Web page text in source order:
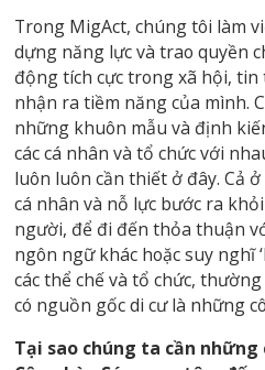
Trong MigAct, chúng tôi làm
dựng năng lực và trao quyền
động tích cực trong xã hội,
nhận ra tiềm năng của mình.
những khuôn mẫu và định
các cá nhân và tổ chức với
luôn luôn cần thiết ở đây. Cả
cá nhân và nỗ lực bước ra
người, để đi đến thỏa thuận
ngôn ngữ khác hoặc suy nghĩ
các thể chế và tổ chức,
có nguồn gốc di cư là những
Tại sao chúng ta cần